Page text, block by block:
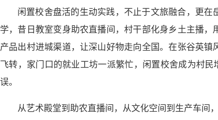
闲置校舍盘活的生动实践，不止于文旅融合，更
学，昔日教室变身助农直播间，村干部化身乡土主播
产品出村进城渠道，让深山好物走向全国。在张谷英
飞转，家门口的就业工坊一派繁忙，闲置校舍成为村
误。
从艺术殿堂到助农直播间，从文化空间到生产车间